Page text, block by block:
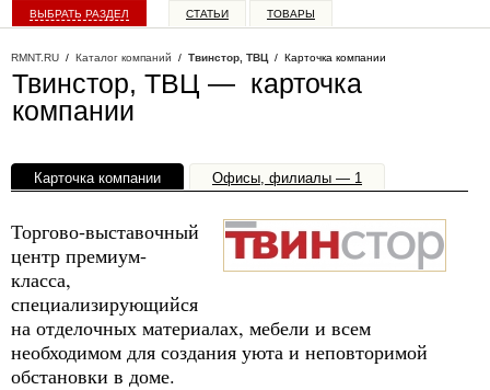
ВЫБРАТЬ РАЗДЕЛ СТАТЬИ ТОВАРЫ
RMNT.RU / Каталог компаний / Твинстор, ТВЦ / Карточка компании
Твинстор, ТВЦ — карточка
компании
Карточка компании Офисы, филиалы — 1
Торгово-выставочный
центр премиум-
класса,
специализирующийся
на отделочных материалах, мебели и всем
необходимом для создания уюта и неповторимой
обстановки в доме.